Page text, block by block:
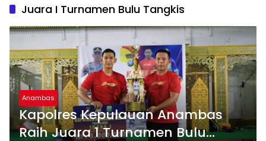
Juara I Turnamen Bulu Tangkis
Anambas
Kapolres Kepulauan Anambas
Raih Juara 1 Turnamen Bulu